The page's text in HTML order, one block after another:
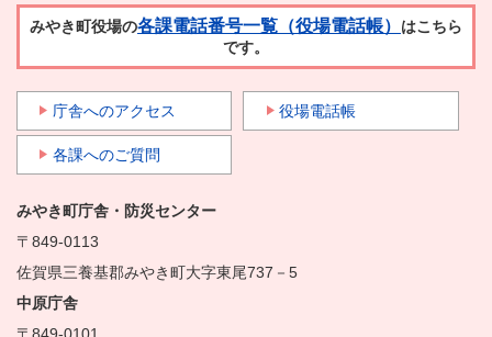
みやき町役場の各課電話番号一覧（役場電話帳） はこちら
です。
庁舎へのアクセス 役場電話帳
各課へのご質問
みやき町庁舎・防災センター
〒849-0113
佐賀県三養基郡みやき町大字東尾737－5
中原庁舎